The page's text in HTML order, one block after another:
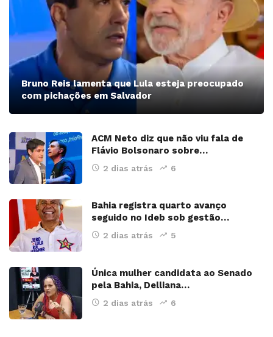
Bruno Reis lamenta que Lula esteja preocupado
com pichações em Salvador
ACM Neto diz que não viu fala de
Flávio Bolsonaro sobre…
2 dias atrás 6
Bahia registra quarto avanço
seguido no Ideb sob gestão…
2 dias atrás 5
Única mulher candidata ao Senado
pela Bahia, Delliana…
2 dias atrás 6